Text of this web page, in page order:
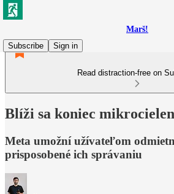
Marš!
Subscribe
Sign in
Read distraction-free on
Blíži sa koniec
Meta umožní užívateľom
prisposobené ich správaniu